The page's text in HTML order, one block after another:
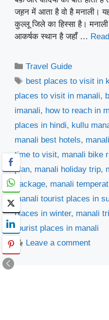
जह़न में आता है वो है मनाली।
कुल्लू जिले का हिस्सा है।
आकर्षक स्थान है जहाँ …
Categories
Travel Guide
Tags
best places to visit in
places to visit in manali,
imanali, how to reach in
places in hindi, kullu
manali best hotels,
time to visit, manali bike
plan, manali holiday trip,
package, manali
manali tourist places in
places in winter, manali
tourist places in manali
Leave a comment